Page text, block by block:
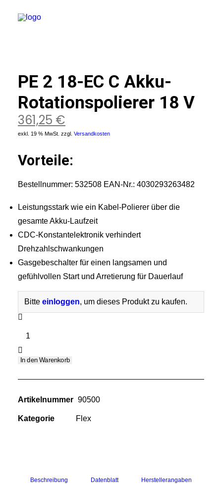
Concepts
Außen
innen
außen
Sprühkopf CHS-3A
PE 2 18-EC C Akku-
Rotationspolierer 18 V
361,25 €
exkl. 19 % MwSt. zzgl. Versandkosten
Vorteile:
Bestellnummer: 532508 EAN-Nr.: 4030293263482
Leistungsstark wie ein Kabel-Polierer über die
gesamte Akku-Laufzeit
CDC-Konstantelektronik verhindert
Drehzahlschwankungen
Gasgebeschalter für einen langsamen und
gefühlvollen Start und Arretierung für Dauerlauf
Bitte einloggen, um dieses Produkt zu kaufen.
PE
EC
Akku-
18
V
In den Warenkorb
Artikelnummer 90500
Kategorie Flex
Beschreibung Datenblatt Herstellerangaben